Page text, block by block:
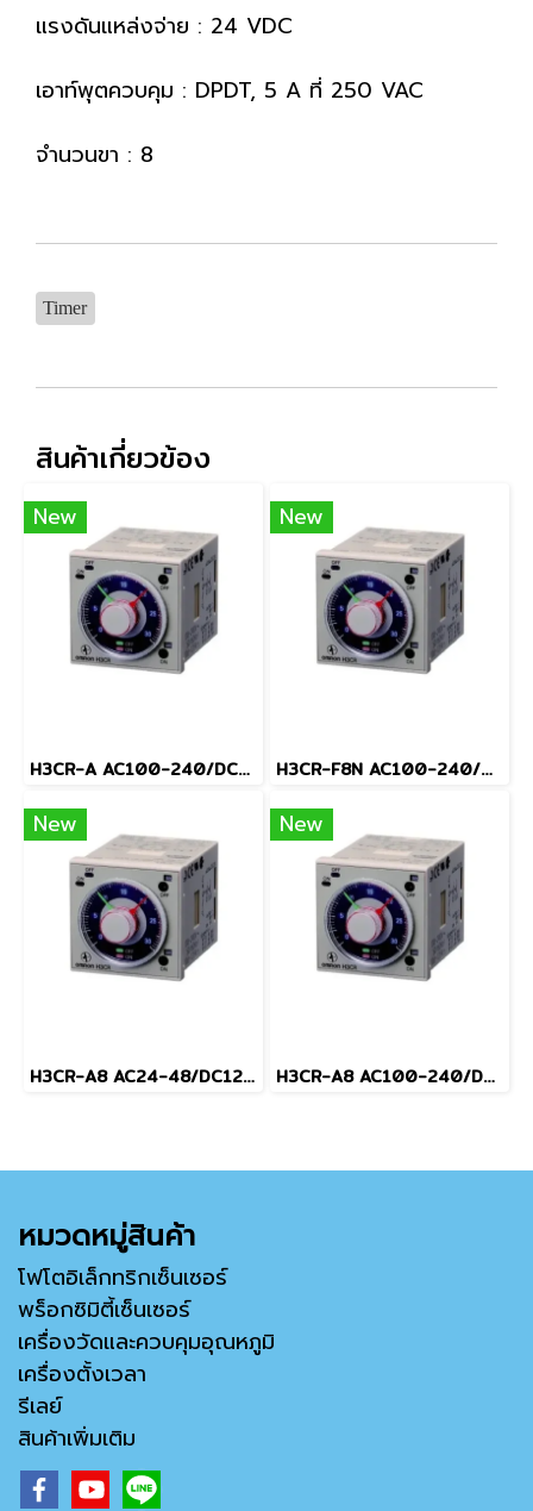
แรงดันแหล่งจ่าย : 24 VDC
เอาท์พุตควบคุม : DPDT, 5 A ที่ 250 VAC
จำนวนขา : 8
Timer
สินค้าเกี่ยวข้อง
New
H3CR-A AC100-240/DC100-125
New
H3CR-F8N AC100-240/DC100-125
New
H3CR-A8 AC24-48/DC12-48
New
H3CR-A8 AC100-240/DC100-125
หมวดหมู่สินค้า
โฟโตอิเล็กทริกเซ็นเซอร์
พร็อกซิมิตี้เซ็นเซอร์
เครื่องวัดและควบคุมอุณหภูมิ
เครื่องตั้งเวลา
รีเลย์
สินค้าเพิ่มเติม